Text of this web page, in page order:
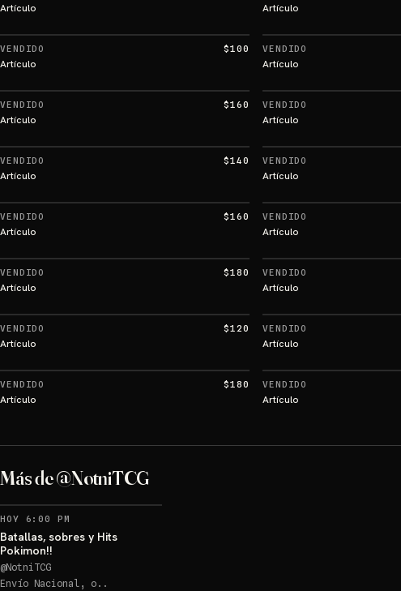
Artículo Artículo
VENDIDO $100
Artículo
VENDIDO
Artículo
VENDIDO $160
Artículo
VENDIDO
Artículo
VENDIDO $140
Artículo
VENDIDO
Artículo
VENDIDO $160
Artículo
VENDIDO
Artículo
VENDIDO $180
Artículo
VENDIDO
Artículo
VENDIDO $120
Artículo
VENDIDO
Artículo
VENDIDO $180
Artículo
VENDIDO
Artículo
Más de @NotniTCG
HOY 6:00 PM
Batallas, sobres y Hits
Pokimon!!
@NotniTCG
Envío Nacional, o..